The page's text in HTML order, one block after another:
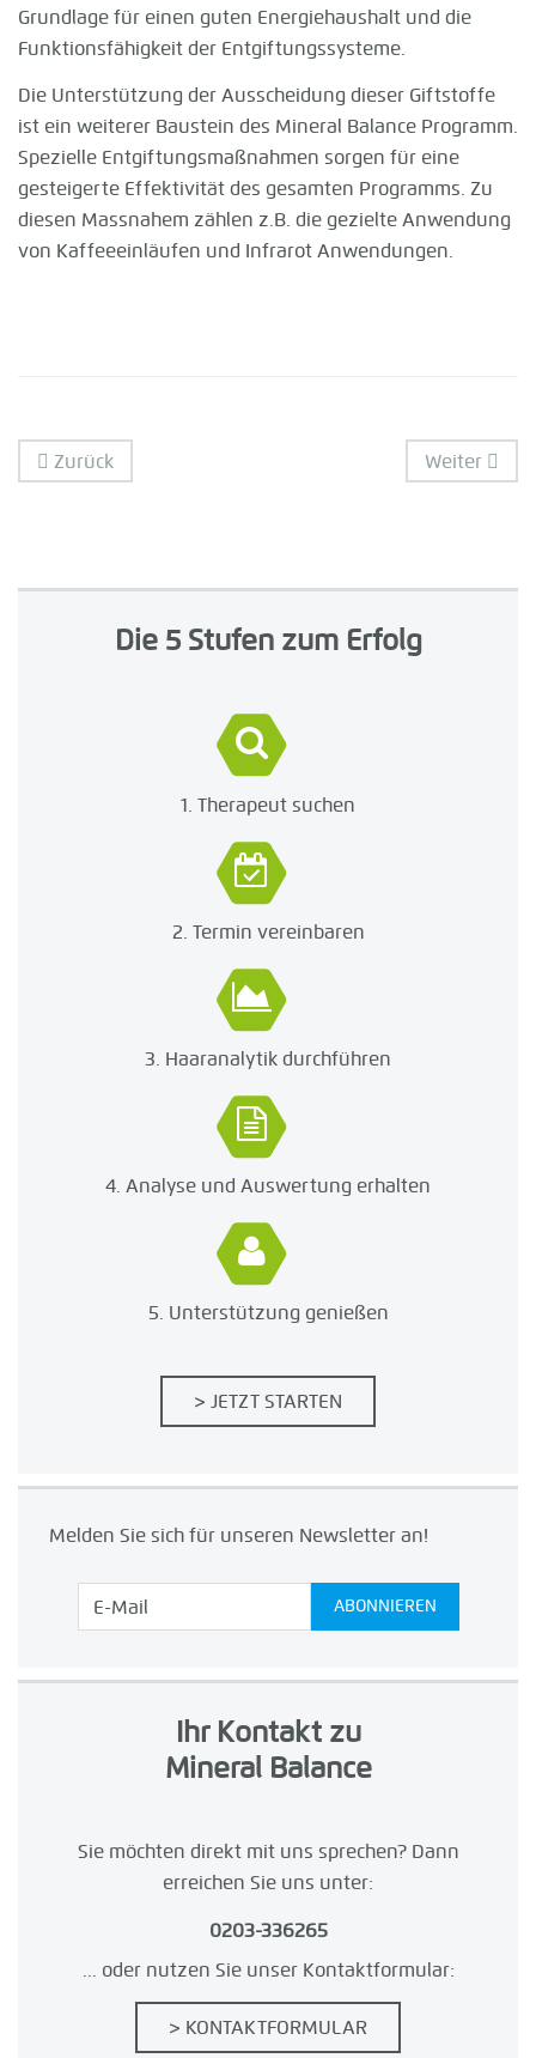
Grundlage für einen guten Energiehaushalt und die
Funktionsfähigkeit der Entgiftungssysteme.
Die Unterstützung der Ausscheidung dieser Giftstoffe
ist ein weiterer Baustein des Mineral Balance Programm.
Spezielle Entgiftungsmaßnahmen sorgen für eine
gesteigerte Effektivität des gesamten Programms. Zu
diesen Massnahem zählen z.B. die gezielte Anwendung
von Kaffeeeinläufen und Infrarot Anwendungen.
Zurück Weiter
Die 5 Stufen zum Erfolg
1. Therapeut suchen
2. Termin vereinbaren
3. Haaranalytik durchführen
4. Analyse und Auswertung erhalten
5. Unterstützung genießen
> JETZT STARTEN
Melden Sie sich für unseren Newsletter an!
Ihr Kontakt zu
Mineral Balance
Sie möchten direkt mit uns sprechen? Dann
erreichen Sie uns unter:
0203-336265
... oder nutzen Sie unser Kontaktformular:
> KONTAKTFORMULAR